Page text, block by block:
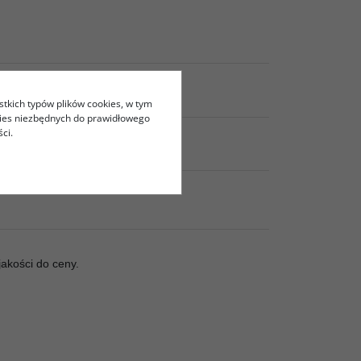
do ceny.
typów plików cookies, w tym
niezbędnych do prawidłowego